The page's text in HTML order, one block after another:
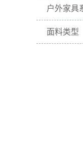
户外家具
面料类型